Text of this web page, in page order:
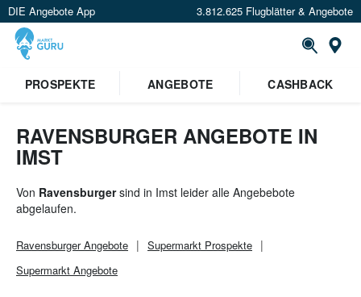
DIE Angebote App 3.812.625 Flugblätter & Angebote
PROSPEKTE ANGEBOTE CASHBACK
RAVENSBURGER ANGEBOTE IN
IMST
Von Ravensburgersind in Imst leider alle Angebebote
abgelaufen.
RavensburgerAngebote Supermarkt Prospekte
Supermarkt Angebote